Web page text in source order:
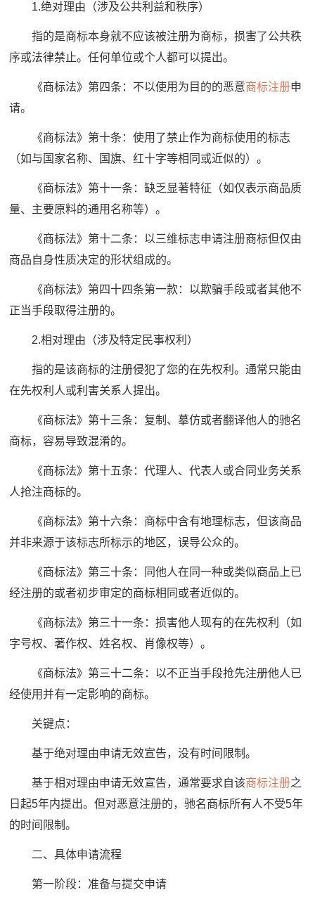
1.绝对理由（涉及公共利益和秩序）
指的是商标本身就不应该被注册为商标，损害了公共秩
序或法律禁止。任何单位或个人都可以提出。
《商标法》第四条：不以使用为目的的恶意商标注册申
请。
《商标法》第十条：使用了禁止作为商标使用的标志
（如与国家名称、国旗、红十字等相同或近似的）。
《商标法》第十一条：缺乏显著特征（如仅表示商品质
量、主要原料的通用名称等）。
《商标法》第十二条：以三维标志申请注册商标但仅由
商品自身性质决定的形状组成的。
《商标法》第四十四条第一款：以欺骗手段或者其他不
正当手段取得注册的。
2.相对理由（涉及特定民事权利）
指的是该商标的注册侵犯了您的在先权利。通常只能由
在先权利人或利害关系人提出。
《商标法》第十三条：复制、摹仿或者翻译他人的驰名
商标，容易导致混淆的。
《商标法》第十五条：代理人、代表人或合同业务关系
人抢注商标的。
《商标法》第十六条：商标中含有地理标志，但该商品
并非来源于该标志所标示的地区，误导公众的。
《商标法》第三十条：同他人在同一种或类似商品上已
经注册的或者初步审定的商标相同或者近似的。
《商标法》第三十一条：损害他人现有的在先权利（如
字号权、著作权、姓名权、肖像权等）。
《商标法》第三十二条：以不正当手段抢先注册他人已
经使用并有一定影响的商标。
关键点：
基于绝对理由申请无效宣告，没有时间限制。
基于相对理由申请无效宣告，通常要求自该商标注册之
日起5年内提出。但对恶意注册的，驰名商标所有人不受5年
的时间限制。
二、具体申请流程
第一阶段：准备与提交申请